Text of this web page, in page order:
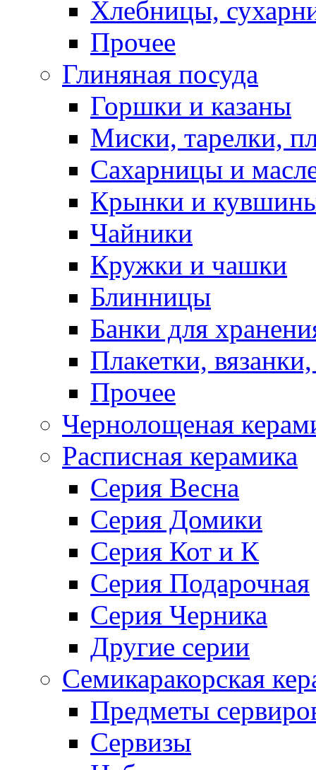
Хлебницы,
Прочее
Глиняная посуда
Горшки и казаны
Миски, тарелки,
Сахарницы и
Крынки и
Чайники
Кружки и чашки
Блинницы
Банки для
Плакетки,
Прочее
Чернолощеная
Расписная керамика
Серия Весна
Серия Домики
Серия Кот и К
Серия Подарочная
Серия Черника
Другие серии
Семикаракорская
Предметы
Сервизы